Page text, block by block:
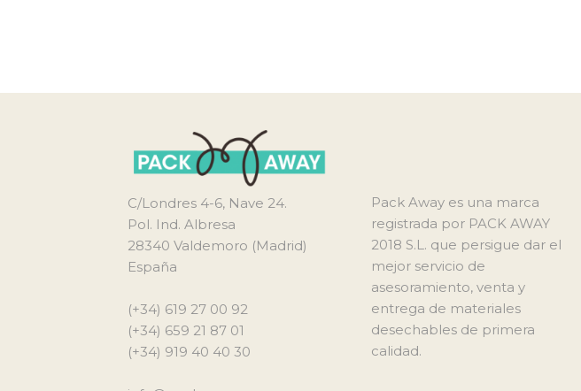
C/Londres 4-6, Nave 24.
Pol. Ind. Albresa
28340 Valdemoro (Madrid)
España
(+34) 619 27 00 92
(+34) 659 21 87 01
(+34) 919 40 40 30
Pack Away es una marca
registrada por PACK AWAY
2018 S.L. que persigue dar el
mejor servicio de
asesoramiento, venta y
entrega de materiales
desechables de primera
calidad.